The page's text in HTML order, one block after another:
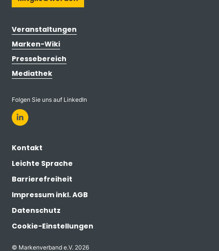
Veranstaltungen
Marken-Wiki
Pressebereich
Mediathek
Folgen Sie uns auf LinkedIn
Kontakt
Leichte Sprache
Barrierefreiheit
Impressum inkl. AGB
Datenschutz
Cookie-Einstellungen
© Markenverband e.V. 2026